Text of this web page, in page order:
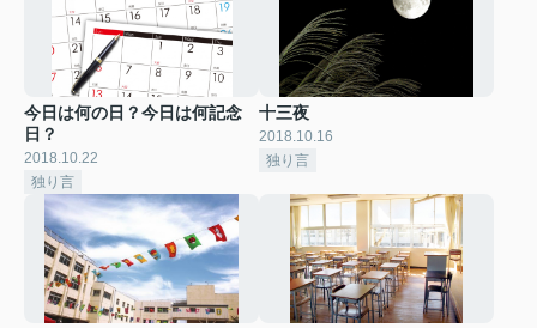
今日は何の日？今日は何記念
日？
2018.10.22
独り言
十三夜
2018.10.16
独り言